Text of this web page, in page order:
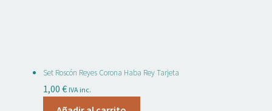
de
Set Roscón Reyes Corona Haba Rey Tarjeta
1,00 € IVA inc.